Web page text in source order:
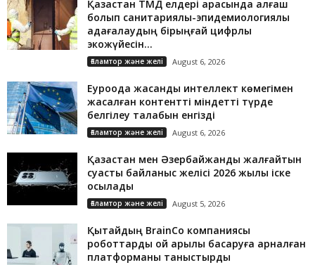
Қазақстан ТМД елдері арасында алғаш
болып санитариялық-эпидемиологиялық
қадағалаудың бірыңғай цифрлық
экожүйесін...
Ғаламтор және желі August 6, 2026
Еуроодақ жасанды интеллект көмегімен
жасалған контентті міндетті түрде
белгілеу талабын енгізді
Ғаламтор және желі August 6, 2026
Қазақстан мен Әзербайжанды жалғайтын
суасты байланыс желісі 2026 жылы іске
қосылады
Ғаламтор және желі August 5, 2026
Қытайдың BrainCo компаниясы
роботтарды ой арқылы басқаруға арналған
платформаны таныстырды